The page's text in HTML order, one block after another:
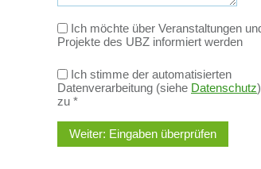
Projekte des UBZ informiert werden
Datenverarbeitung (siehe Datenschutz)
zu *